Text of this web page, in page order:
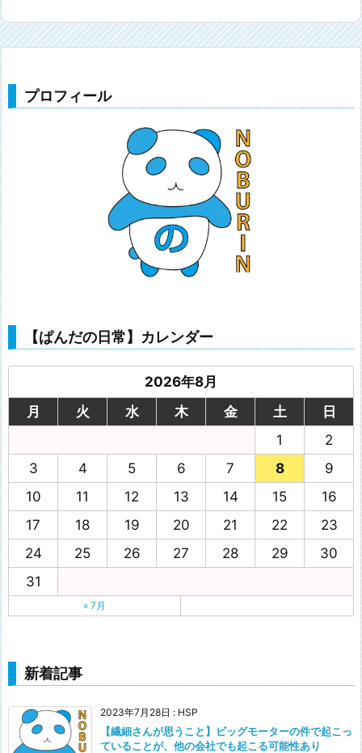
プロフィール
【ぱんだの日常】カレンダー
2026年8月
月
火 水 木 金 土
日
1
2
3
4 5 6 7 8
9
10
11 12 13 14 15
16
17
18 19 20 21 22
23
24
25 26 27 28 29
30
31
« 7月
新着記事
2023年7月28日 : HSP
【繊細さんが思うこと】ビッグモーターの件で起こっ
ていることが、他の会社でも起こる可能性あり